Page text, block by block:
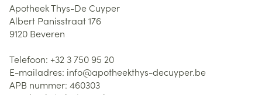
Apotheek Thys-De Cuyper
Albert Panisstraat 176
9120 Beveren
Telefoon: +32 3 750 95 20
E-mailadres: info@apotheekthys-decuyper.be
APB nummer: 460303